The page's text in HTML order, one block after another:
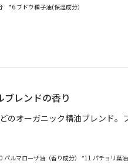
ブドウ種子油(保湿成分）
ブレンドの香り
のオーガニック精油ブレンド。
ルマローザ油（香り成分） *11 パチョリ葉油